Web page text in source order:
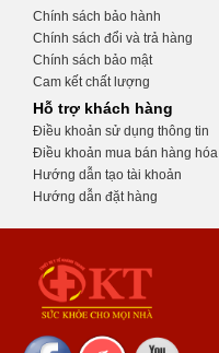
Chính sách bảo hành
Chính sách đổi và trả hàng
Chính sách bảo mật
Cam kết chất lượng
Hỗ trợ khách hàng
Điều khoản sử dụng thông tin
Điều khoản mua bán hàng hóa
Hướng dẫn tạo tài khoản
Hướng dẫn đặt hàng